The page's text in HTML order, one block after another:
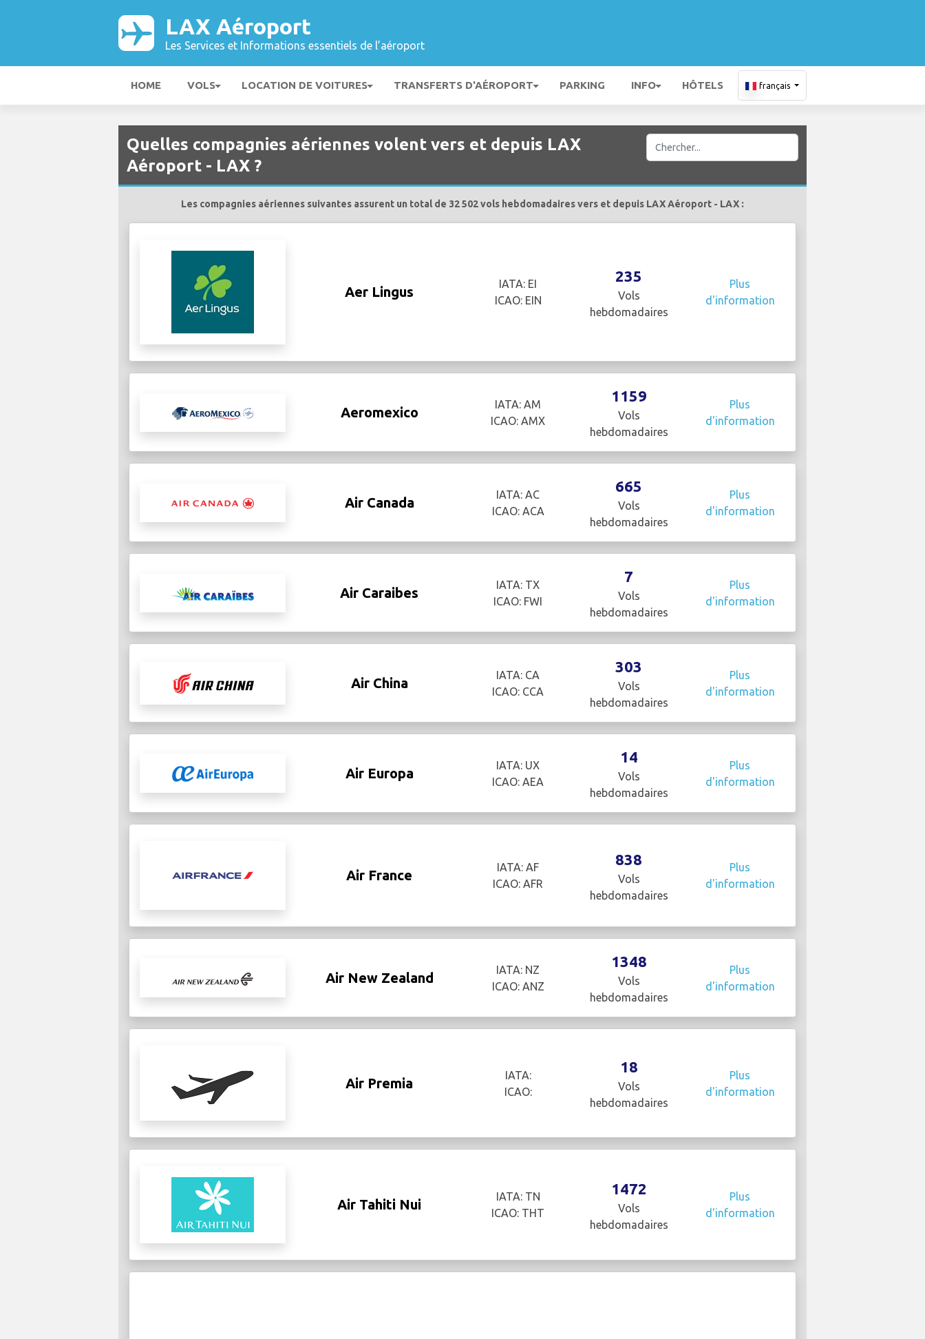
LAX Aéroport
Les Services et Informations essentiels de l’aéroport
HOME VOLS LOCATION DE VOITURES TRANSFERTS D'AÉROPORT PARKING INFO HÔTELS français
Quelles compagnies aériennes volent vers et depuis LAX
Aéroport - LAX ?
Les compagnies aériennes suivantes assurent un total de 32 502 vols hebdomadaires vers et depuis LAX Aéroport - LAX :
Aer Lingus
IATA: EI
ICAO: EIN
235
Vols
hebdomadaires
Plus
d'information
Aeromexico
IATA: AM
ICAO: AMX
1159
Vols
hebdomadaires
Plus
d'information
Air Canada
IATA: AC
ICAO: ACA
665
Vols
hebdomadaires
Plus
d'information
Air Caraibes
IATA: TX
ICAO: FWI
7
Vols
hebdomadaires
Plus
d'information
Air China
IATA: CA
ICAO: CCA
303
Vols
hebdomadaires
Plus
d'information
Air Europa
IATA: UX
ICAO: AEA
14
Vols
hebdomadaires
Plus
d'information
Air France
IATA: AF
ICAO: AFR
838
Vols
hebdomadaires
Plus
d'information
Air New Zealand
IATA: NZ
ICAO: ANZ
1348
Vols
hebdomadaires
Plus
d'information
Air Premia
IATA:
ICAO:
18
Vols
hebdomadaires
Plus
d'information
Air Tahiti Nui
IATA: TN
ICAO: THT
1472
Vols
hebdomadaires
Plus
d'information